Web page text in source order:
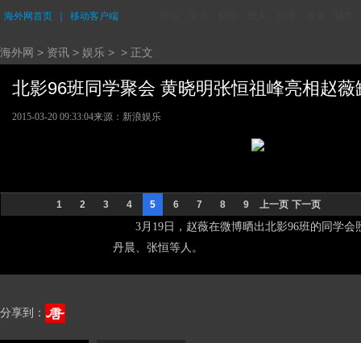
海外网首页 移动客户端
海外网 > 资讯 > 娱乐 > > 正文
北影96班同学聚会 黄晓明张恒祖峰亮相赵
2015-03-20 09:33:04来源：新浪娱乐
1 2 3 4 5 6 7 8 9 上一页 下一页
3月19日，赵薇在微博晒出北影96班的同学
丹晨、张恒等人。
分享到：